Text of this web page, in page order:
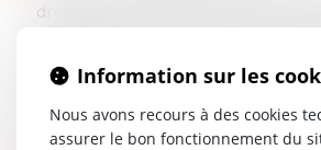
droit de la propriété
Master 1 de droit privé général,
Toulouse Capitole
Information sur les
Nous avons recours à des cookies
assurer le bon fonctionnement du